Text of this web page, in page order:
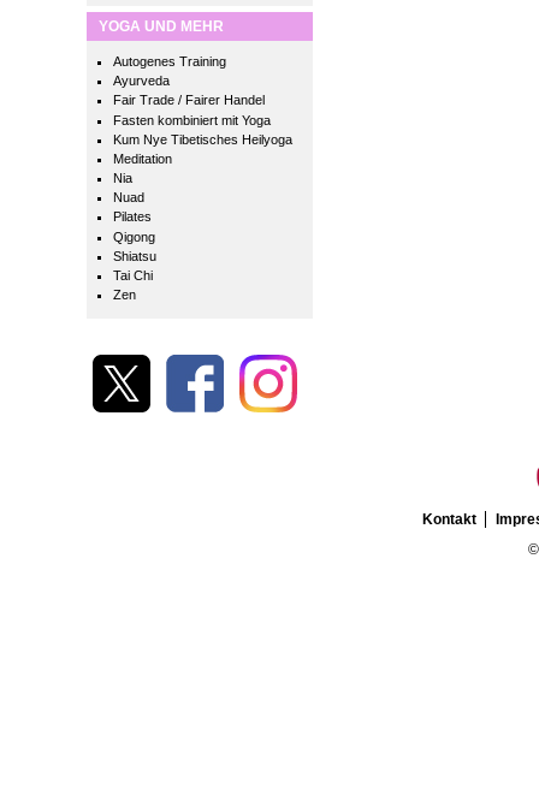
YOGA UND MEHR
Autogenes Training
Ayurveda
Fair Trade / Fairer Handel
Fasten kombiniert mit Yoga
Kum Nye Tibetisches Heilyoga
Meditation
Nia
Nuad
Pilates
Qigong
Shiatsu
Tai Chi
Zen
Kontakt
©